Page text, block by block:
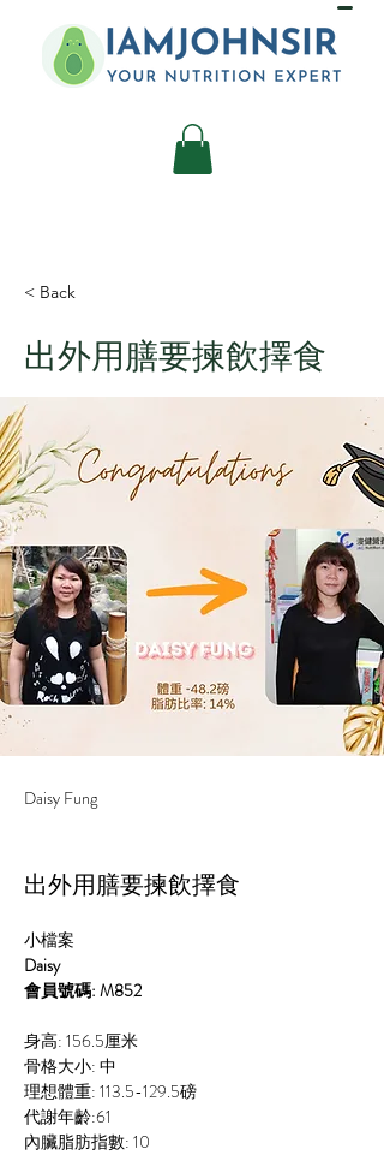
< Back
出外用膳要揀飲擇食
Daisy Fung
出外用膳要揀飲擇食
小檔案
Daisy
會員號碼: M852
身高: 156.5厘米
骨格大小: 中
理想體重: 113.5-129.5磅
代謝年齡:61
內臟脂肪指數: 10